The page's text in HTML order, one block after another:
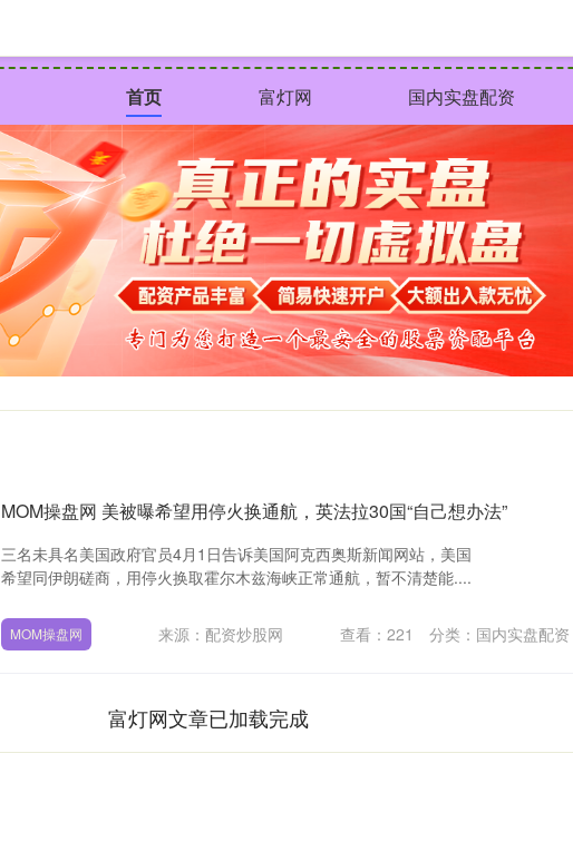
首页 富灯网 国内实盘配资
MOM操盘网 美被曝希望用停火换通航，英法拉30国“自己想办法”
三名未具名美国政府官员4月1日告诉美国阿克西奥斯新闻网站，美国
希望同伊朗磋商，用停火换取霍尔木兹海峡正常通航，暂不清楚能....
MOM操盘网 来源：配资炒股网 查看： 221 分类： 国内实盘配资
富灯网文章已加载完成